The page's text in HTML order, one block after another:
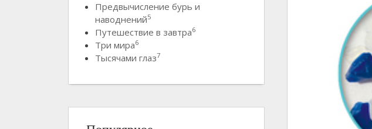
Предвычисление бурь и
наводнений5
Путешествие в завтра6
Три мира6
Тысячами глаз7